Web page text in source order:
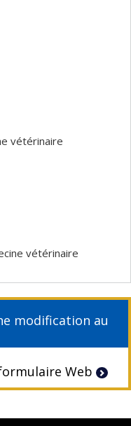
vétérinaire
vétérinaire
modification au
Web